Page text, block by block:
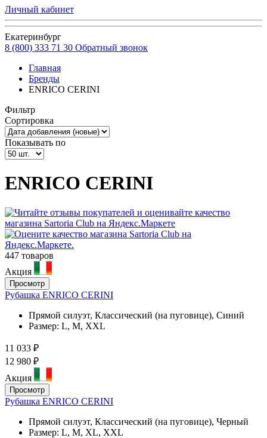
Личный кабинет
Екатеринбург
8 (800) 333 71 30 Обратный звонок
Главная
Бренды
ENRICO CERINI
Фильтр
Сортировка
Показывать по
ENRICO CERINI
447 товаров
Акция
Просмотр
Рубашка ENRICO CERINI
Прямой силуэт, Классический (на пуговице), Синий
Размер: L, M, XXL
11 033 ₽
12 980 ₽
Акция
Просмотр
Рубашка ENRICO CERINI
Прямой силуэт, Классический (на пуговице), Черный
Размер: L, M, XL, XXL